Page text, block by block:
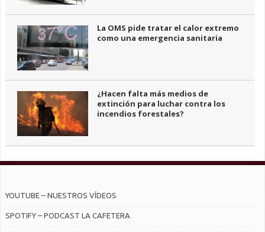
La OMS pide tratar el calor extremo
como una emergencia sanitaria
¿Hacen falta más medios de
extinción para luchar contra los
incendios forestales?
YOUTUBE – NUESTROS VÍDEOS
SPOTIFY – PODCAST LA CAFETERA